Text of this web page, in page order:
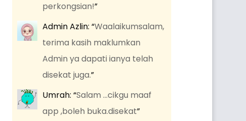
perkongsian!”
Admin Azlin: “Waalaikumsalam,
terima kasih maklumkan
Admin ya dapati ianya telah
disekat juga.”
Umrah: “Salam …cikgu maaf
app ,boleh buka.disekat”